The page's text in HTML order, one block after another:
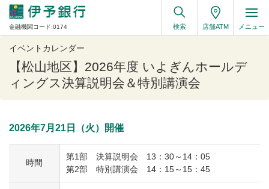
金融機関コード:0174 検索 店舗ATM メニュー
イベントカレンダー
【松山地区】2026年度 いよぎんホールデ
ィングス決算説明会＆特別講演会
2026年7月21日（火）開催
時間
第1部 決算説明会 13：30～14：05
第2部 特別講演会 14：15～15：45